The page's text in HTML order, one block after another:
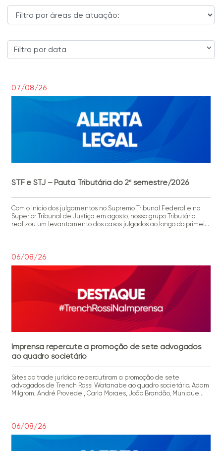
Filtro por data
07/08/26
STF e STJ – Pauta Tributária do 2º semestre/2026
Com o início dos julgamentos no Supremo Tribunal Federal e no
Superior Tribunal de Justiça em agosto, nosso grupo Tributário
realizou um levantamento dos casos julgados ao longo do primeiro
06/08/26
Imprensa repercute a promoção de sete advogados
ao quadro societário
Sites do trade jurídico repercutiram a promoção de sete
advogados de Trench Rossi Watanabe ao quadro societário. Adam
Milgrom, André Provedel, Carla Moraes, João Brandão, Munique
internacionais em demandas cada […]
06/08/26